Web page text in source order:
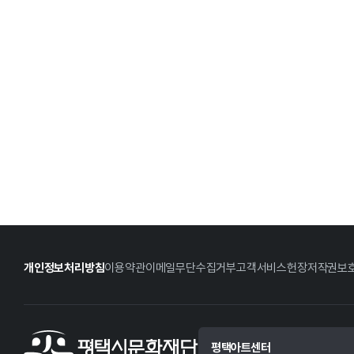
개인정보처리방침이용약관이메일무단수집거부고객서비스헌장저작권보
평택아트센터